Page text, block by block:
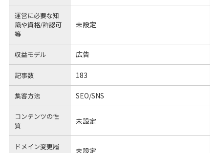
運営に必要な知
識や資格/許認可
等
未設定
収益モデル 広告
記事数 183
集客方法 SEO/SNS
コンテンツの性
質
未設定
ドメイン変更履
未設定